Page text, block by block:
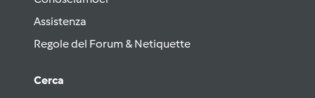
Assistenza
Regole del Forum & Netiquette
Cerca